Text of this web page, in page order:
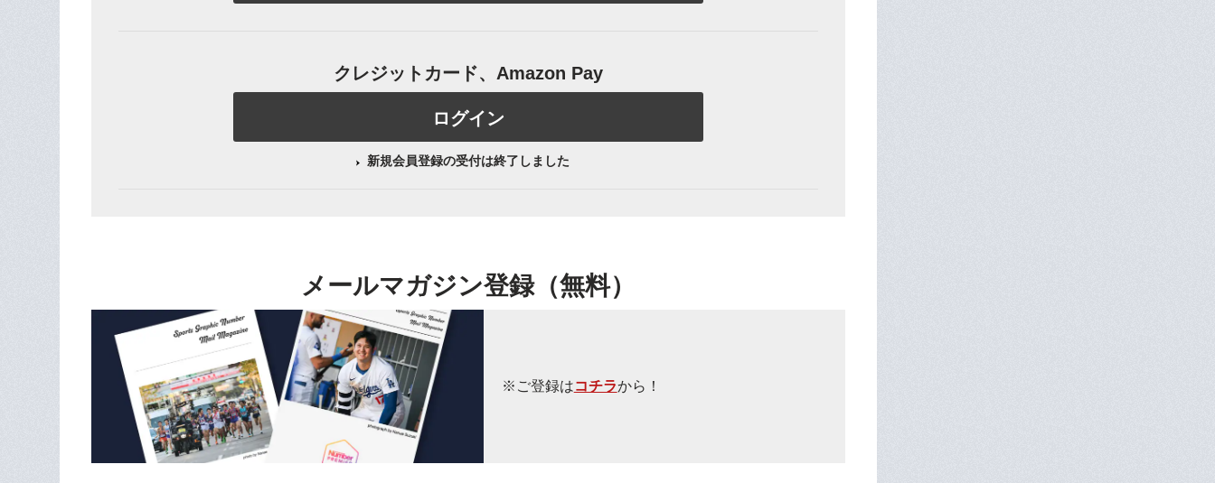
クレジットカード、Amazon Pay
ログイン
新規会員登録の受付は終了しました
メールマガジン登録（無料）
※ご登録はコチラから！